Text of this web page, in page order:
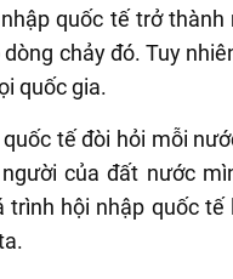
quốc tế trở
chảy đó. Tuy
quốc gia.
tế đòi hỏi mỗi
của đất nước
trình hội nhập quốc